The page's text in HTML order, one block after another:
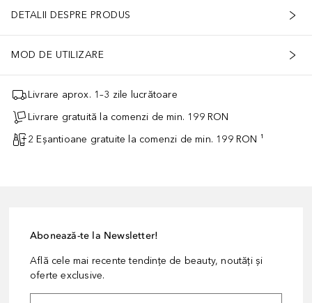
DETALII DESPRE PRODUS
MOD DE UTILIZARE
Livrare aprox. 1–3 zile lucrătoare
Livrare gratuită la comenzi de min. 199 RON
2 Eșantioane gratuite la comenzi de min. 199 RON ¹
Abonează-te la Newsletter!
Află cele mai recente tendințe de beauty, noutăți și
oferte exclusive.